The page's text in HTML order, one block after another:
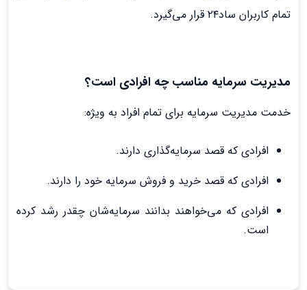
تمام کاربران ساد۲۴ قرار می‌گیرد.
مدیریت سرمایه مناسب چه افرادی است؟
خدمت مدیریت سرمایه برای تمام افراد به ویژه:
افرادی که قصد سرمایه‌گذاری دارند.
افرادی که قصد خرید و فروش سرمایه خود را دارند.
افرادی که می‌خواهند بدانند سرمایه‌شان چقدر رشد کرده
است.